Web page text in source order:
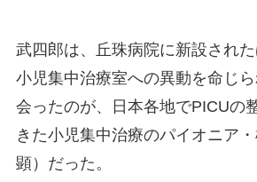
武四郎は、丘珠病院に新設され
小児集中治療室への異動を命じ
会ったのが、日本各地でPICUの
きた小児集中治療のパイオニア
顕）だった。